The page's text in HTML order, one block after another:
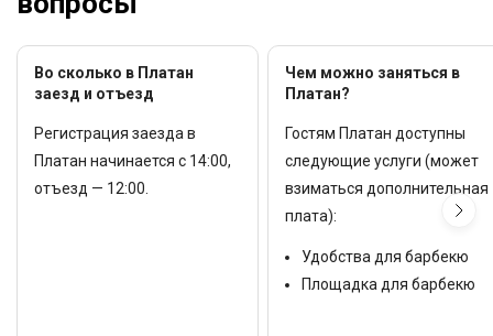
Во сколько в Платан
заезд и отъезд
Регистрация заезда в
Платан начинается с 14:00,
отъезд — 12:00.
Чем можно заняться в
Платан?
Гостям Платан доступны
следующие услуги (может
взиматься дополнительная
плата):
Удобства для барбекю
Площадка для барбекю